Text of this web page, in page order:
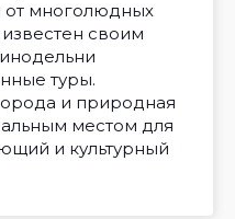
от многолюдных
своим
туры.
и природная
местом для
и культурный